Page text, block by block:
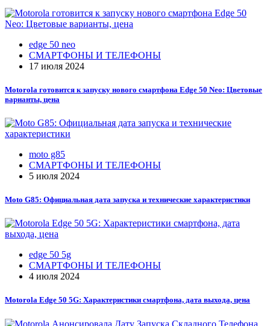
edge 50 neo
СМАРТФОНЫ И ТЕЛЕФОНЫ
17 июля 2024
Motorola готовится к запуску нового смартфона Edge 50 Neo: Цветовые
варианты, цена
moto g85
СМАРТФОНЫ И ТЕЛЕФОНЫ
5 июля 2024
Moto G85: Официальная дата запуска и технические характеристики
edge 50 5g
СМАРТФОНЫ И ТЕЛЕФОНЫ
4 июля 2024
Motorola Edge 50 5G: Характеристики смартфона, дата выхода, цена